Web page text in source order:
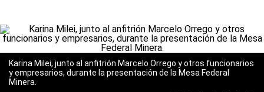
Karina Milei, junto al anfitrión Marcelo Orrego y otros funcionarios
y empresarios, durante la presentación de la Mesa Federal
Minera.